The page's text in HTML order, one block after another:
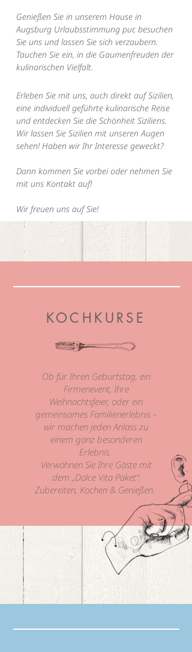
Genießen Sie in unserem Hause in
Augsburg Urlaubsstimmung pur, besuchen
Sie uns und lassen Sie sich verzaubern.
Tauchen Sie ein, in die Gaumenfreuden der
kulinarischen Vielfalt.
Erleben Sie mit uns, auch direkt auf Sizilien,
eine individuell geführte kulinarische Reise
und entdecken Sie die Schönheit Siziliens.
Wir lassen Sie Sizilien mit unseren Augen
sehen!Haben wir Ihr Interesse geweckt?
Dann kommen Sie vorbei oder nehmen Sie
mit uns Kontakt auf!
Wir freuen uns auf Sie!
KOCHKURSE
Ob für Ihren Geburtstag, ein
Firmenevent, Ihre
Weihnachtsfeier, oder ein
gemeinsames Familienerlebnis –
wir machen jeden Anlass zu
einem ganz besonderen
Erlebnis.
Verwöhnen Sie Ihre Gäste mit
dem „Dolce Vita Paket“:
Zubereiten, Kochen & Genießen.